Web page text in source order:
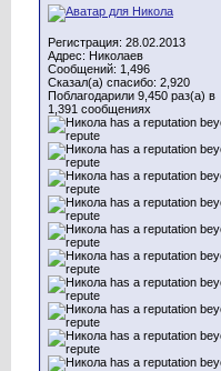
Регистрация: 28.02.2013
Адрес: Николаев
Сообщений: 1,496
Сказал(а) спасибо: 2,920
Поблагодарили 9,450 раз(а) в
1,391 сообщениях